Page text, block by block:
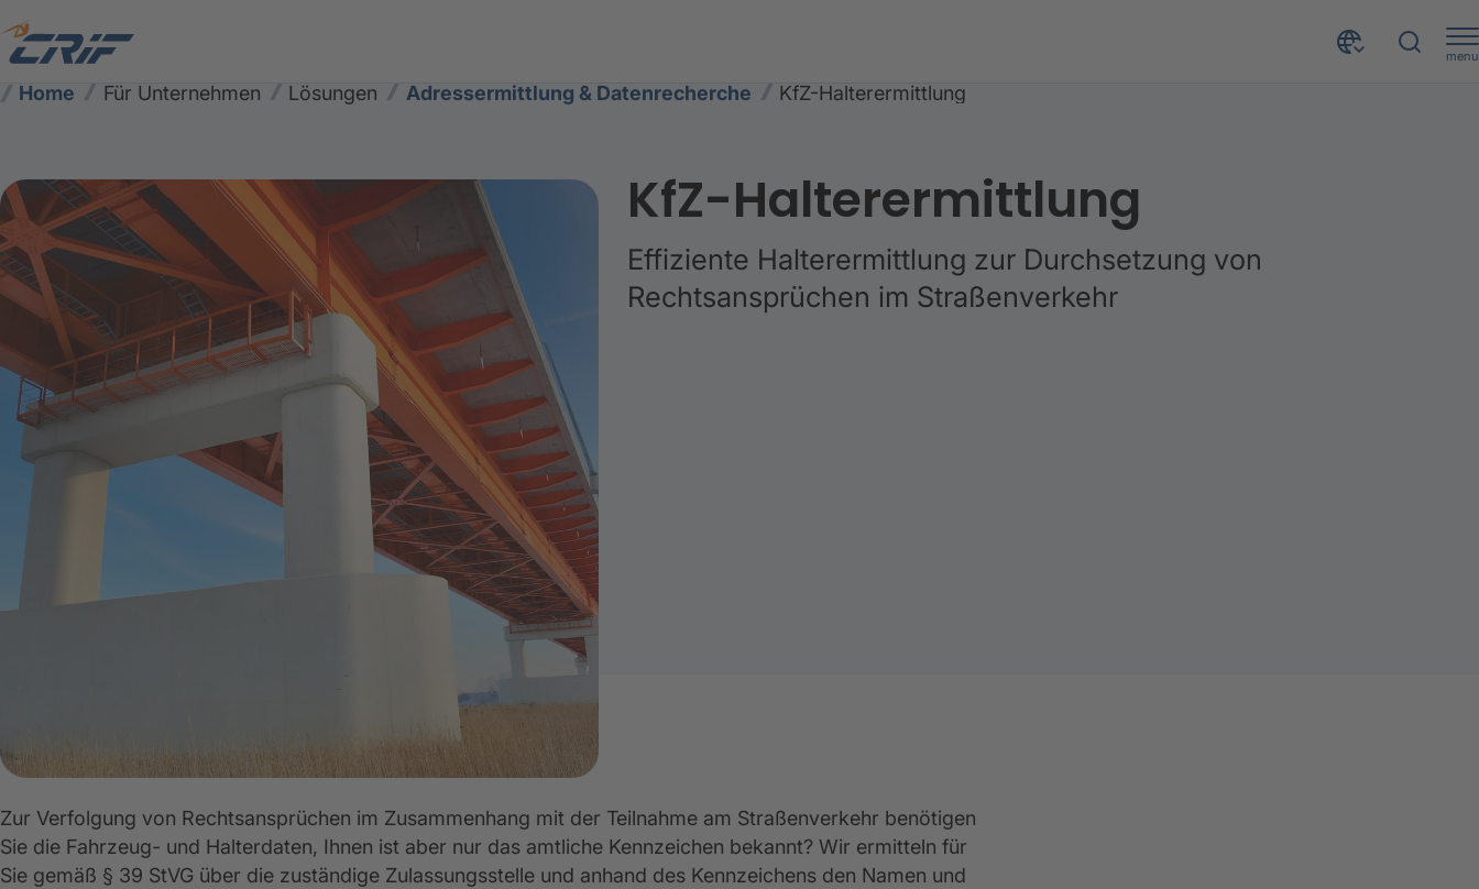
menu
Home Für Unternehmen Lösungen Adressermittlung & Datenrecherche KfZ-Halterermittlung
KfZ-Halterermittlung
Effiziente Halterermittlung zur Durchsetzung von
Rechtsansprüchen im Straßenverkehr
Zur Verfolgung von Rechtsansprüchen im Zusammenhang mit der Teilnahme am Straßenverkehr benötigen
Sie die Fahrzeug- und Halterdaten, Ihnen ist aber nur das amtliche Kennzeichen bekannt? Wir ermitteln für
Sie gemäß § 39 StVG über die zuständige Zulassungsstelle und anhand des Kennzeichens den Namen und